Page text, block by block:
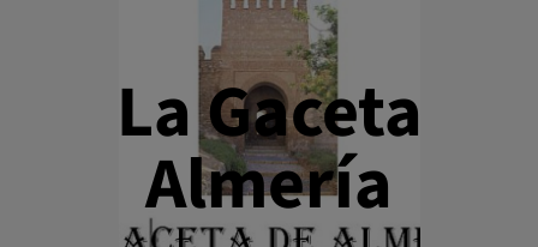
La Gaceta
Almería